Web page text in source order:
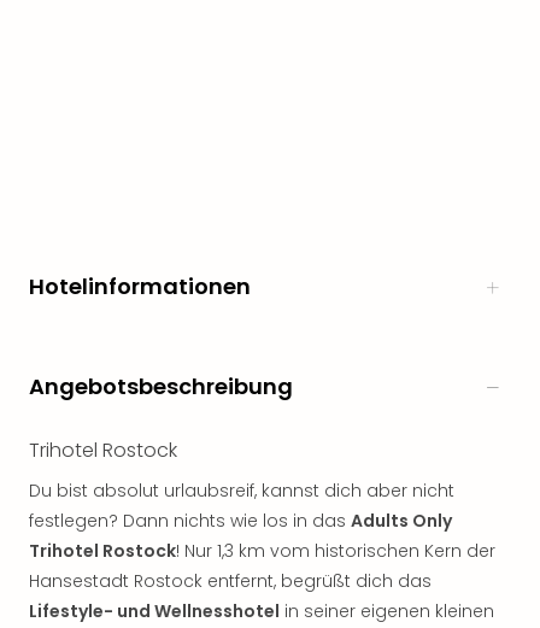
Hotelinformationen
Angebotsbeschreibung
Trihotel Rostock
Du bist absolut urlaubsreif, kannst dich aber nicht
festlegen? Dann nichts wie los in das Adults Only
Trihotel Rostock! Nur 1,3 km vom historischen Kern der
Hansestadt Rostock entfernt, begrüßt dich das
Lifestyle- und Wellnesshotel in seiner eigenen kleinen